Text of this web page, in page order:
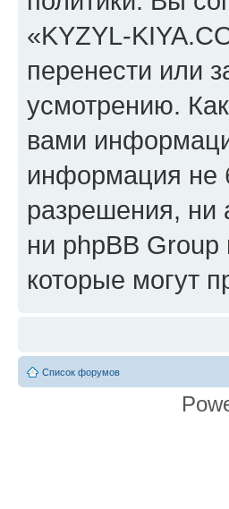
«KYZYL-
перенести или
усмотрению.
вами
информация не
разрешения, ни
ни phpBB Group
которые могут
Список форумов